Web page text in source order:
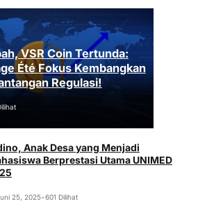
VSR Coin Tertunda:
Été Fokus Kembangkan
Regulasi!
Anak Desa yang Menjadi
Berprestasi Utama UNIMED
25, 2025•601 Dilihat